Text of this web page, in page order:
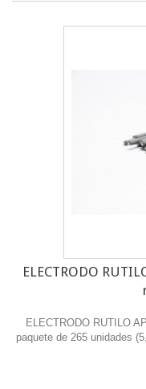
ELECTRODO
ELECTRODO RUTILO
paquete de 265 unidades